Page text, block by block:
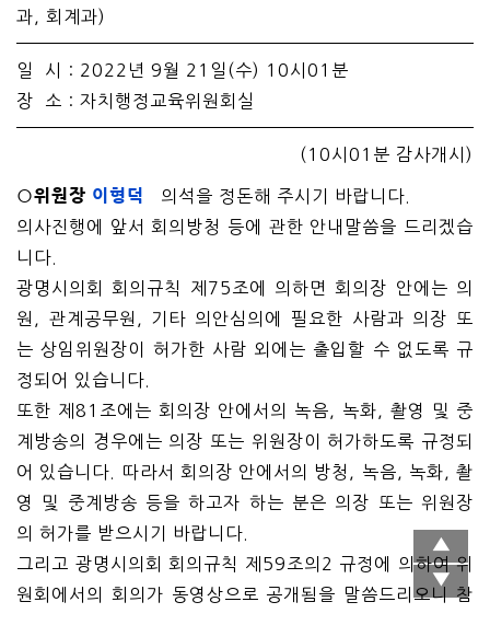
과, 회계과)
일 시 : 2022년 9월 21일(수) 10시01분
장 소 : 자치행정교육위원회실
(10시01분 감사개시)
○위원장 이형덕
의석을 정돈해 주시기 바랍니다.
의사진행에 앞서 회의방청 등에 관한 안내말씀을 드리겠습
니다.
광명시의회 회의규칙 제75조에 의하면 회의장 안에는 의
원, 관계공무원, 기타 의안심의에 필요한 사람과 의장 또
는 상임위원장이 허가한 사람 외에는 출입할 수 없도록 규
정되어 있습니다.
또한 제81조에는 회의장 안에서의 녹음, 녹화, 촬영 및 중
계방송의 경우에는 의장 또는 위원장이 허가하도록 규정되
어 있습니다. 따라서 회의장 안에서의 방청, 녹음, 녹화, 촬
영 및 중계방송 등을 하고자 하는 분은 의장 또는 위원장
의 허가를 받으시기 바랍니다.
그리고 광명시의회 회의규칙 제59조의2 규정에 의하여 위
원회에서의 회의가 동영상으로 공개됨을 말씀드리오니 참